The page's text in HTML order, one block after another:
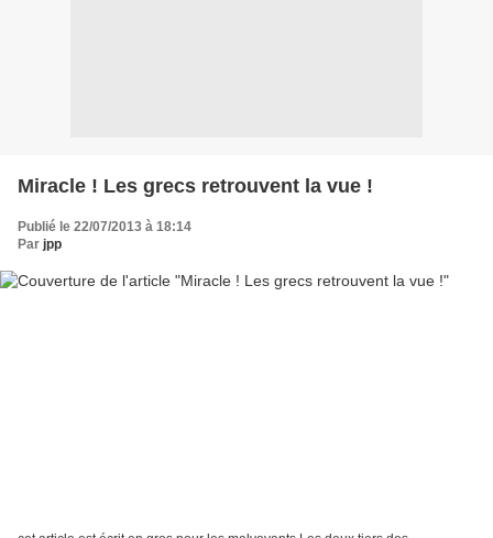
Miracle ! Les grecs retrouvent la vue !
Publié le 22/07/2013 à 18:14
Par jpp